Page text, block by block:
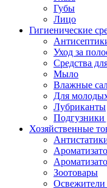
Губы
Лицо
Гигиенические
Уход за
Средства
Мыло
Влажные
Для
Лубриканты
Подгузники
Хозяйственные
Зоотовары
Освежители